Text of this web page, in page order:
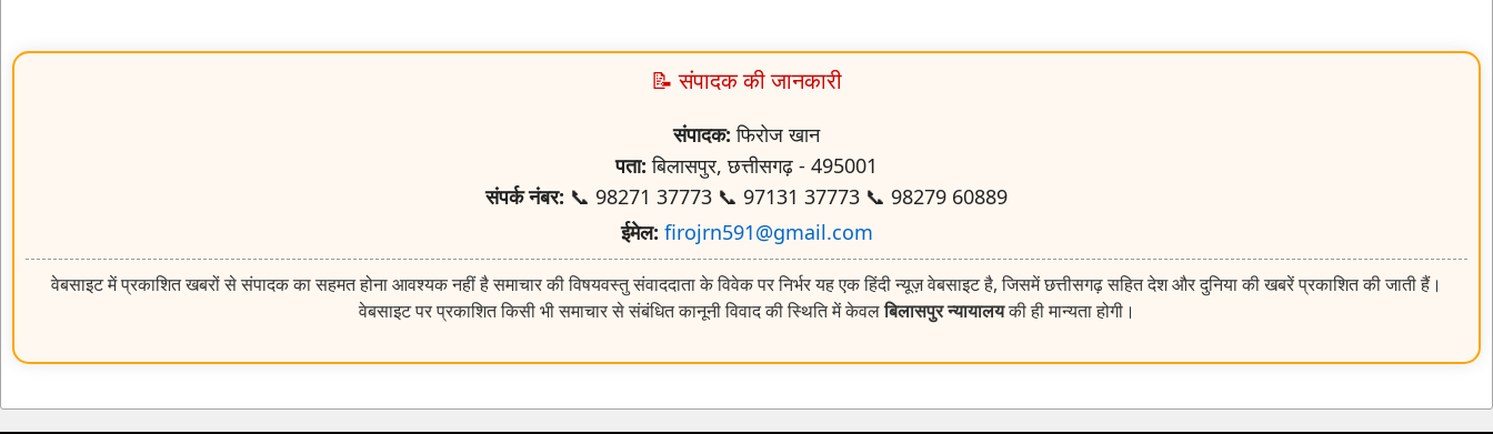
📝 संपादक की जानकारी
संपादक: फिरोज खान
पता: बिलासपुर, छत्तीसगढ़ - 495001
संपर्क नंबर: 📞 98271 37773 📞 97131 37773 📞 98279 60889
ईमेल: firojrn591@gmail.com
वेबसाइट में प्रकाशित खबरों से संपादक का सहमत होना आवश्यक नहीं है समाचार की विषयवस्तु संवाददाता के विवेक पर निर्भर यह एक हिंदी न्यूज़ वेबसाइट है, जिसमें छत्तीसगढ़ सहित देश और दुनिया की खबरें प्रकाशित की जाती हैं।
वेबसाइट पर प्रकाशित किसी भी समाचार से संबंधित कानूनी विवाद की स्थिति में केवलबिलासपुर न्यायालयकी ही मान्यता होगी।